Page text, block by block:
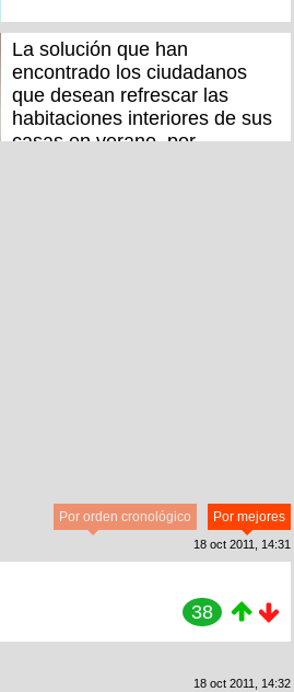
La solución que han
encontrado los ciudadanos
que desean refrescar las
habitaciones interiores de sus
casas en verano, por
Por mejores
Por orden cronológico
18 oct 2011, 14:31
38
18 oct 2011, 14:32